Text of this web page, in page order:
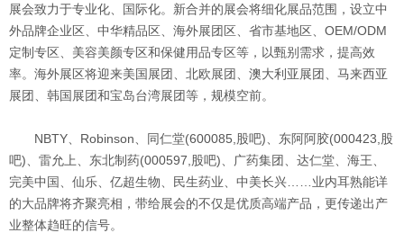
展会致力于专业化、国际化。新合并的展会将细化展品范围，设立中
外品牌企业区、中华精品区、海外展团区、省市基地区、OEM/ODM
定制专区、美容美颜专区和保健用品专区等，以甄别需求，提高效
率。海外展区将迎来美国展团、北欧展团、澳大利亚展团、马来西亚
展团、韩国展团和宝岛台湾展团等，规模空前。
NBTY、Robinson、同仁堂(600085,股吧)、东阿阿胶(000423,股
吧)、雷允上、东北制药(000597,股吧)、广药集团、达仁堂、海王、
完美中国、仙乐、亿超生物、民生药业、中美长兴……业内耳熟能详
的大品牌将齐聚亮相，带给展会的不仅是优质高端产品，更传递出产
业整体趋旺的信号。